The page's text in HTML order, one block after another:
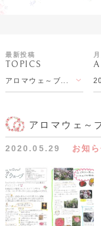
DAMASK ROSE
PRODUCTS 商品紹
LESSON
最新投稿
TOPICS
アロマウェ～ブ...
アロマウェ～
2020.05.29 お知